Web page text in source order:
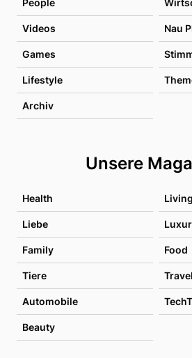
People
Videos Nau
Games
Lifestyle
Archiv
Unsere
Health Living
Liebe
Family Food
Tiere Travel
Automobile
Beauty